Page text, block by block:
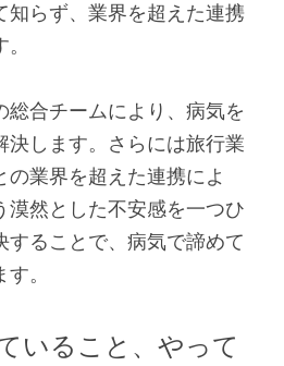
知らず、業界を超えた連携
合チームにより、病気を
決します。さらには旅行業
業界を超えた連携によ
漠然とした不安感を一つひ
することで、病気で諦めて
。
いること、やって